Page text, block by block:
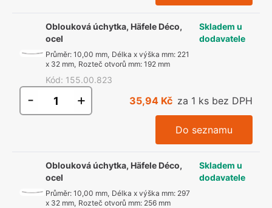
Oblouková úchytka, Häfele Déco,
ocel
Průměr: 10,00 mm, Délka x výška mm: 221
x 32 mm, Rozteč otvorů mm: 192 mm
Kód: 155.00.823
Skladem u
dodavatele
- + 35,94 Kč za 1 ks bez DPH
Do seznamu
Oblouková úchytka, Häfele Déco,
ocel
Průměr: 10,00 mm, Délka x výška mm: 297
x 32 mm, Rozteč otvorů mm: 256 mm
Skladem u
dodavatele